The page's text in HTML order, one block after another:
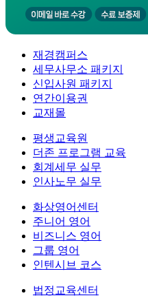
재경캠퍼스
세무사무소 패키지
신입사원 패키지
연간이용권
교재몰
평생교육원
더존 프로그램 교육
회계세무 실무
인사노무 실무
화상영어센터
주니어 영어
비즈니스 영어
그룹 영어
인텐시브 코스
법정교육센터